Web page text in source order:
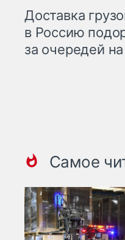
Доставка
в Россию
за очередей
Самое